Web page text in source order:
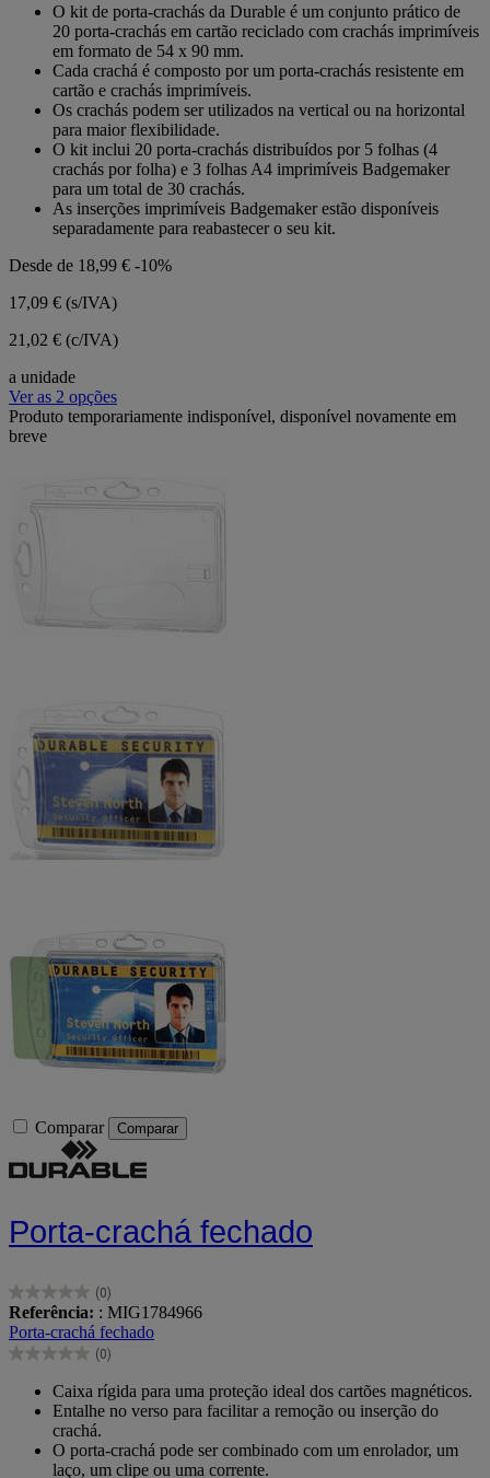
estrelas.
O kit de porta-crachás da Durable é um conjunto prático de
20 porta-crachás em cartão reciclado com crachás imprimíveis
em formato de 54 x 90 mm.
Cada crachá é composto por um porta-crachás resistente em
cartão e crachás imprimíveis.
Os crachás podem ser utilizados na vertical ou na horizontal
para maior flexibilidade.
O kit inclui 20 porta-crachás distribuídos por 5 folhas (4
crachás por folha) e 3 folhas A4 imprimíveis Badgemaker
para um total de 30 crachás.
As inserções imprimíveis Badgemaker estão disponíveis
separadamente para reabastecer o seu kit.
Desde de 18,99 € -10%
17,09 € (s/IVA)
21,02 € (c/IVA)
a unidade
Ver as 2 opções
Produto temporariamente indisponível, disponível novamente em
breve
Comparar Comparar
Porta-crachá fechado
(0)
0.0
em
5
estrelas.
Referência: : MIG1784966
Porta-crachá fechado
(0)
0.0
estrelas.
Caixa rígida para uma proteção ideal dos cartões magnéticos.
Entalhe no verso para facilitar a remoção ou inserção do
crachá.
O porta-crachá pode ser combinado com um enrolador, um
laço, um clipe ou uma corrente.